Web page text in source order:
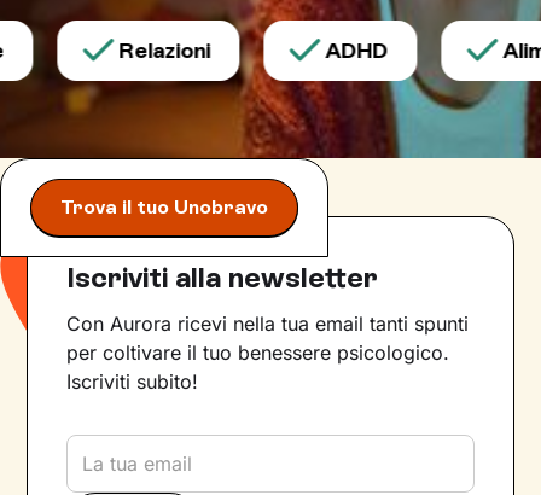
Relazioni ADHD
Trova il tuo Unobravo
Iscriviti alla newsletter
Con Aurora ricevi nella tua email tanti spunti
per coltivare il tuo benessere psicologico.
Iscriviti subito!